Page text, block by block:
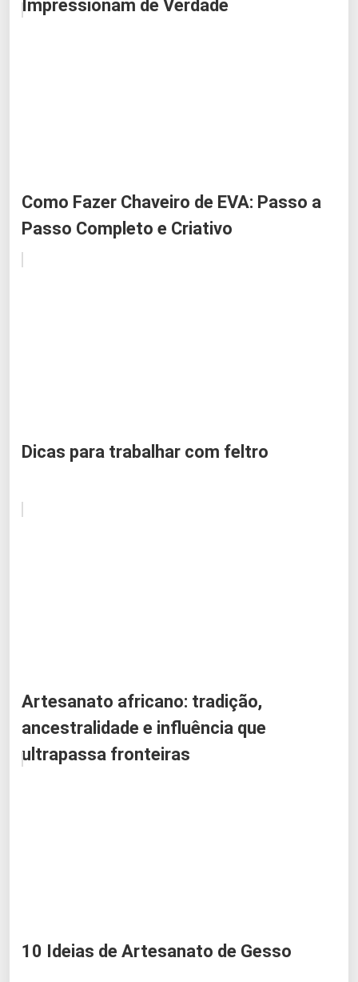
Impressionam de Verdade
Como Fazer Chaveiro de EVA: Passo a
Passo Completo e Criativo
Dicas para trabalhar com feltro
Artesanato africano: tradição,
ancestralidade e influência que
ultrapassa fronteiras
10 Ideias de Artesanato de Gesso